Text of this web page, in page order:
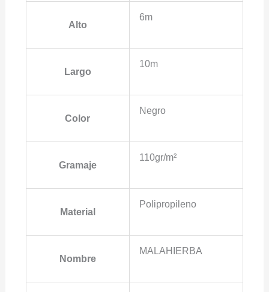
Alto
6m
Largo
10m
Color
Negro
Gramaje
110gr/m²
Material
Polipropileno
Nombre
MALAHIERBA